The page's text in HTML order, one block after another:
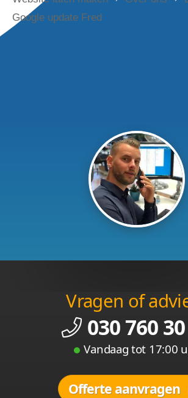
Google update Fred
Vragen of
030 760
Vandaag tot 17:00
Offerte aanvragen